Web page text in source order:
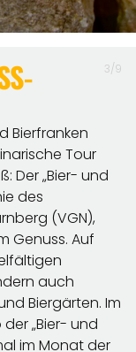
Bierfranken
Tour
Der „Bier- und
des
(VGN),
Genuss. Auf
auch
Biergärten. Im
„Bier- und
im Monat der
3/9